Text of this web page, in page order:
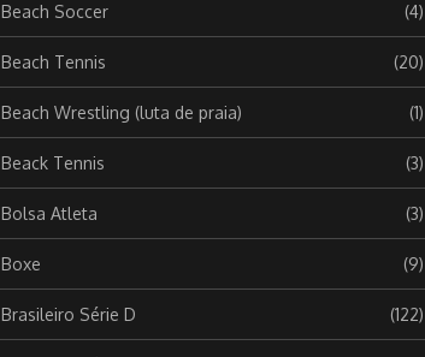
Beach Soccer (4)
Beach Tennis (20)
Beach Wrestling (luta de praia) (1)
Beack Tennis (3)
Bolsa Atleta (3)
Boxe (9)
Brasileiro Série D (122)